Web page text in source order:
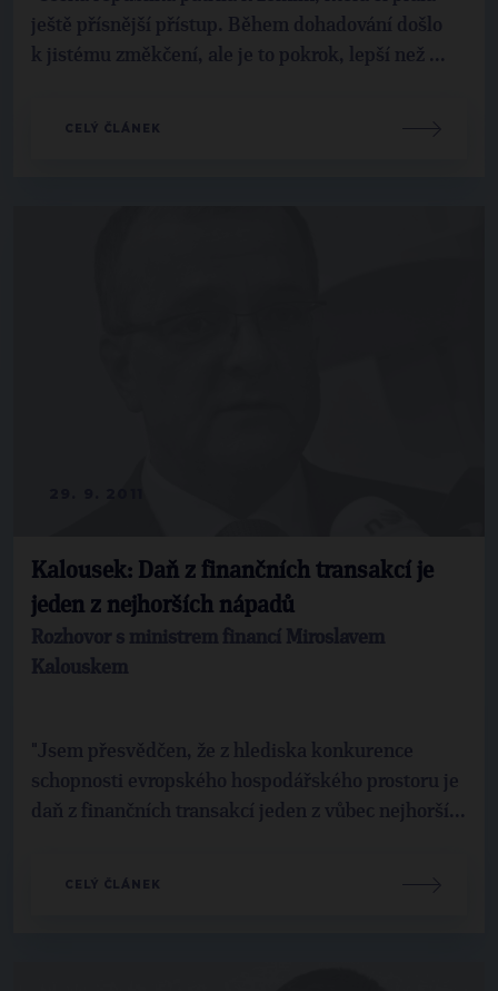
ještě přísnější přístup. Během dohadování došlo
k jistému změkčení, ale je to pokrok, lepší než ...
CELÝ ČLÁNEK
Kalousek: Daň z finančních transakcí je
jeden z nejhorších nápadů
Rozhovor s ministrem financí Miroslavem
Kalouskem
"Jsem přesvědčen, že z hlediska konkurence
schopnosti evropského hospodářského prostoru je
daň z finančních transakcí jeden z vůbec nejhorší...
CELÝ ČLÁNEK